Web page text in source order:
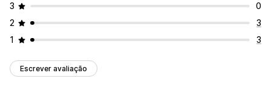
3
0
2
3
1
3
Escrever avaliação